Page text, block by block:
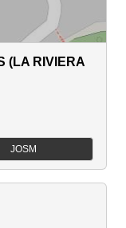
(LA RIVIERA
JOSM